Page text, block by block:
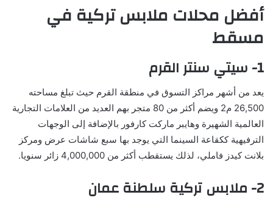
أفضل محلات ملابس تركية في
مسقط
1- سيتي سنتر القرم
يعد من أشهر مراكز التسوق في منطقة القرم حيث تبلغ مساحته
26,500 م2 ويضم أكثر من 80 متجر بهم العديد من العلامات التجارية
العالمية الشهيرة وهايبر ماركت كارفور بالإضافة إلى الوجهات
الترفيهية ككقاعة السينما التي يوجد بها سبع شاشات عرض ومركز
بلانت كيدز فاملي، لذلك يستقطب أكثر من 4,000,000 زائر سنويا.
2- ملابس تركية سلطنة عمان